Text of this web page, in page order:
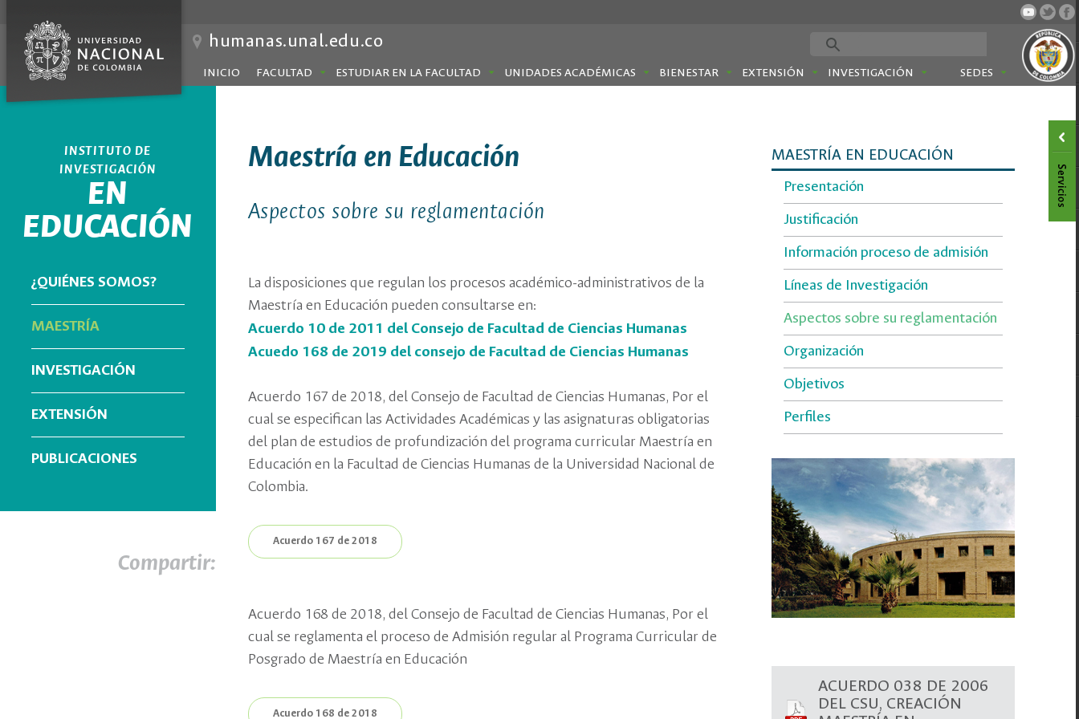
humanas.unal.edu.co
INICIO FACULTAD ESTUDIAR EN LA FACULTAD UNIDADES ACADÉMICAS BIENESTAR EXTENSIÓN INVESTIGACIÓN SEDES
INSTITUTO DE
INVESTIGACIÓN
EN
EDUCACIÓN
¿QUIÉNES SOMOS?
MAESTRÍA
INVESTIGACIÓN
EXTENSIÓN
PUBLICACIONES
Compartir:
MAESTRÍA EN EDUCACIÓN
Presentación
Justificación
Información proceso de admisión
Líneas de Investigación
Aspectos sobre su reglamentación
Organización
Objetivos
Perfiles
Maestría en Educación
Aspectos sobre su reglamentación
La disposiciones que regulan los procesos académico-administrativos de la
Maestría en Educación pueden consultarse en:
Acuerdo 10 de 2011 del Consejo de Facultad de Ciencias Humanas
Acuedo 168 de 2019 del consejo de Facultad de Ciencias Humanas
Acuerdo 167 de 2018, del Consejo de Facultad de Ciencias Humanas, Por el
cual se especifican las Actividades Académicas y las asignaturas obligatorias
del plan de estudios de profundización del programa curricular Maestría en
Educación en la Facultad de Ciencias Humanas de la Universidad Nacional de
Colombia.
Acuerdo 167 de 2018
Acuerdo 168 de 2018, del Consejo de Facultad de Ciencias Humanas, Por el
cual se reglamenta el proceso de Admisión regular al Programa Curricular de
Posgrado de Maestría en Educación
Acuerdo 168 de 2018
ACUERDO 038 DE 2006
DEL CSU, CREACIÓN